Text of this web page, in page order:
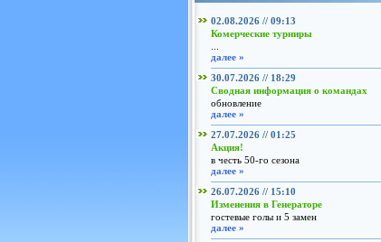
02.08.2026 // 09:13
Комерческие турниры
далее »
30.07.2026 // 18:29
Сводная информация о командах
обновление
далее »
27.07.2026 // 01:25
Акция!
в честь 50-го сезона
далее »
26.07.2026 // 15:10
Изменения в Генераторе
гостевые голы и 5 замен
далее »